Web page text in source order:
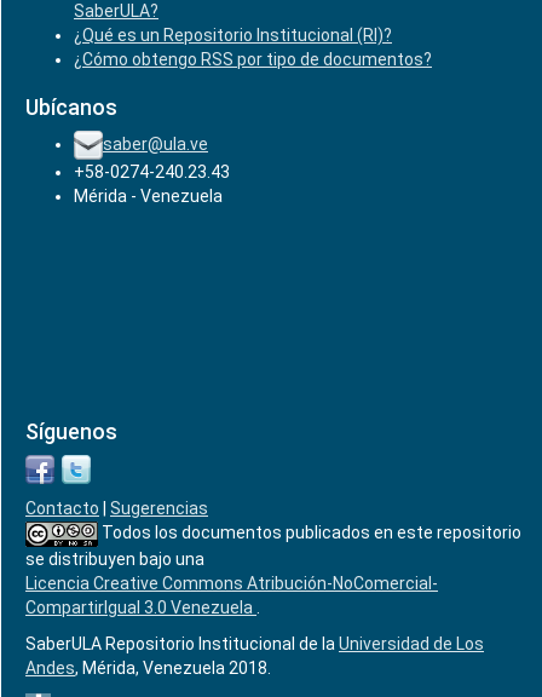
SaberULA?
¿Qué es un Repositorio Institucional (RI)?
¿Cómo obtengo RSS por tipo de documentos?
Ubícanos
saber@ula.ve
+58-0274-240.23.43
Mérida - Venezuela
Síguenos
Contacto
Sugerencias
Todos los documentos publicados en este repositorio
se distribuyen bajo una
Licencia Creative Commons Atribución-NoComercial-
CompartirIgual 3.0 Venezuela
SaberULA Repositorio Institucional de la Universidad de Los
Andes, Mérida, Venezuela 2018.